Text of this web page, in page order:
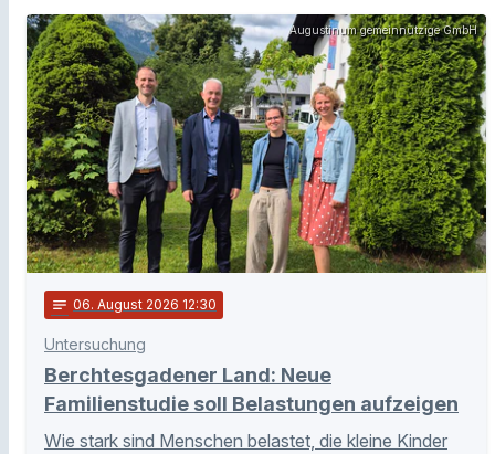
Augustinum gemeinnützige GmbH
notes 06. August 2026 12:30
Untersuchung
Berchtesgadener Land: Neue
Familienstudie soll Belastungen aufzeigen
Wie stark sind Menschen belastet, die kleine Kinder